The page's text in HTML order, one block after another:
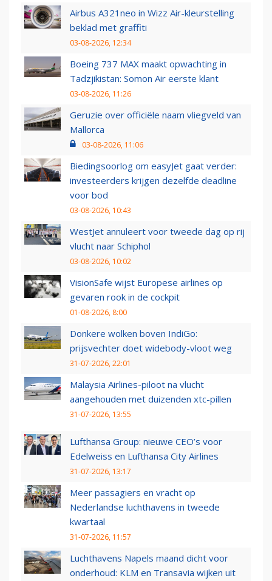
Airbus A321neo in Wizz Air-kleurstelling
beklad met graffiti
03-08-2026, 12:34
Boeing 737 MAX maakt opwachting in
Tadzjikistan: Somon Air eerste klant
03-08-2026, 11:26
Geruzie over officiële naam vliegveld van
Mallorca
03-08-2026, 11:06
Biedingsoorlog om easyJet gaat verder:
investeerders krijgen dezelfde deadline
voor bod
03-08-2026, 10:43
WestJet annuleert voor tweede dag op rij
vlucht naar Schiphol
03-08-2026, 10:02
VisionSafe wijst Europese airlines op
gevaren rook in de cockpit
01-08-2026, 8:00
Donkere wolken boven IndiGo:
prijsvechter doet widebody-vloot weg
31-07-2026, 22:01
Malaysia Airlines-piloot na vlucht
aangehouden met duizenden xtc-pillen
31-07-2026, 13:55
Lufthansa Group: nieuwe CEO’s voor
Edelweiss en Lufthansa City Airlines
31-07-2026, 13:17
Meer passagiers en vracht op
Nederlandse luchthavens in tweede
kwartaal
31-07-2026, 11:57
Luchthavens Napels maand dicht voor
onderhoud: KLM en Transavia wijken uit